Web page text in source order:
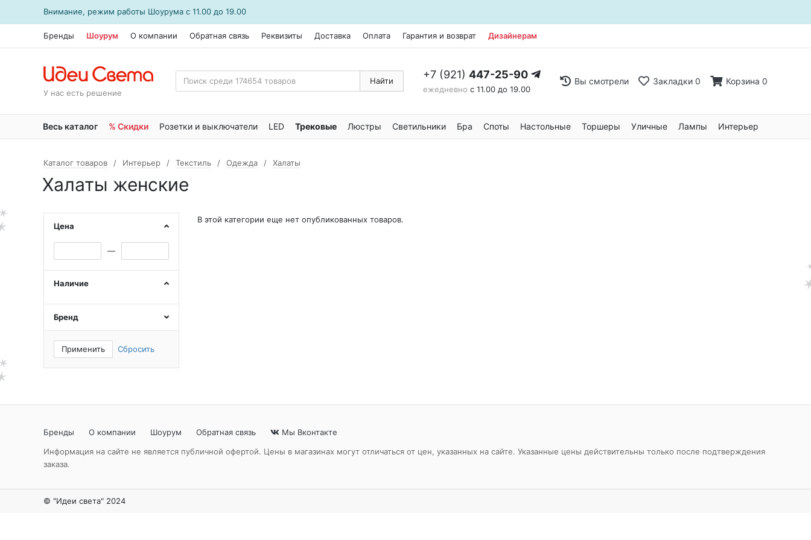
Внимание, режим работы Шоурума с 11.00 до 19.00
Бренды Шоурум О компании Обратная связь Реквизиты Доставка Оплата Гарантия и возврат Дизайнерам
У нас есть решение
Найти +7 (921) 447-25-90
ежедневно с 11.00 до 19.00
Вы смотрели Закладки 0 Корзина 0
Весь каталог % Скидки Розетки и выключатели LED Трековые Люстры Светильники Бра Споты Настольные Торшеры Уличные Лампы Интерьер
Каталог товаров Интерьер Текстиль Одежда Халаты
Халаты женские
Цена
—
Наличие
Бренд
Применить Сбросить
В этой категории еще нет опубликованных товаров.
Бренды О компании Шоурум Обратная связь
Мы Вконтакте
Информация на сайте не является публичной офертой. Цены в магазинах могут отличаться от цен, указанных на сайте. Указанные цены действительны только после подтверждения
заказа.
© "Идеи света" 2024